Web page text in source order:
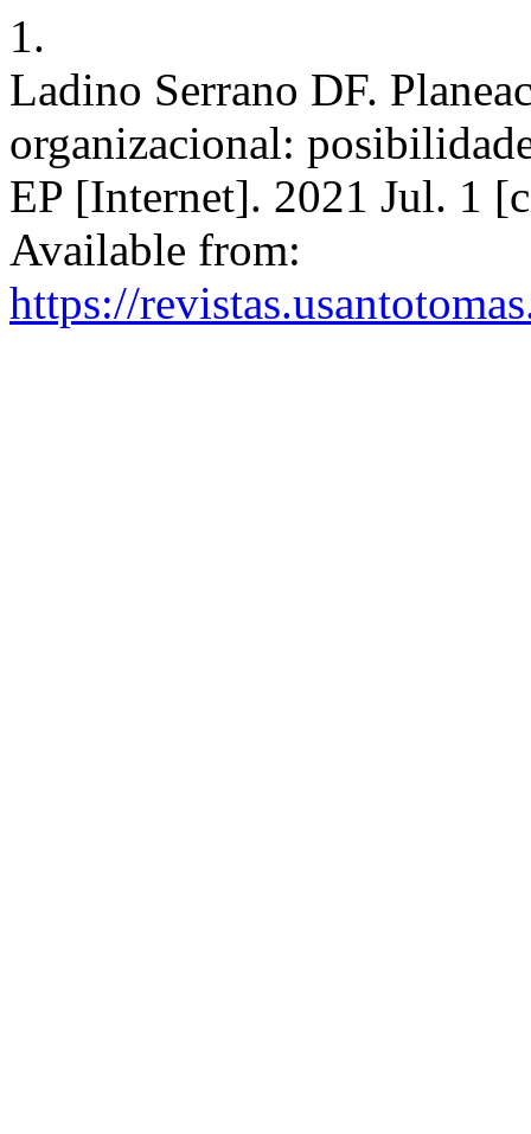
1.
Ladino Serrano DF.
organizacional:
EP [Internet]. 2021 Jul. 1
Available from:
https://